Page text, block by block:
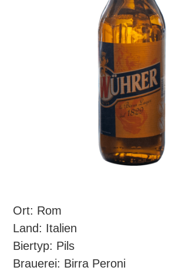
Ort: Rom
Land: Italien
Biertyp: Pils
Brauerei: Birra Peroni